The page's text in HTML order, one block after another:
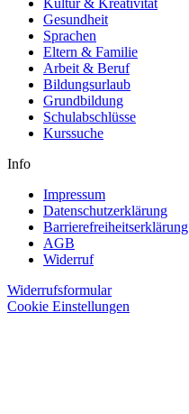
Kultur & Kreativität
Gesundheit
Sprachen
Eltern & Familie
Arbeit & Beruf
Bildungsurlaub
Grundbildung
Schulabschlüsse
Kurssuche
Info
Impressum
Datenschutzerklärung
Barrierefreiheitserklärung
AGB
Widerruf
Widerrufsformular
Cookie Einstellungen